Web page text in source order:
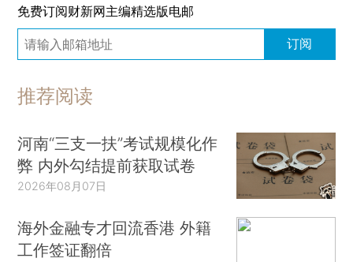
免费订阅财新网主编精选版电邮
订阅
推荐阅读
河南“三支一扶”考试规模化作
弊 内外勾结提前获取试卷
2026年08月07日
海外金融专才回流香港 外籍
工作签证翻倍